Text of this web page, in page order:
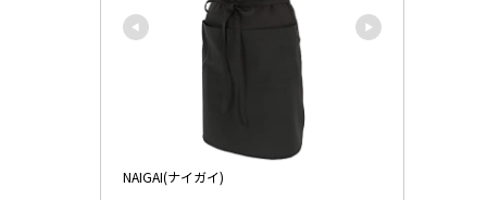
NAIGAI(ナイガイ)